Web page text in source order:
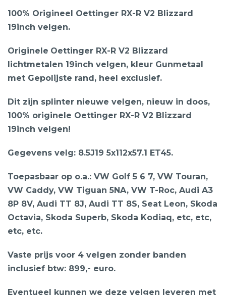
aantal
100% Origineel Oettinger RX-R V2 Blizzard
19inch velgen.
Originele Oettinger RX-R V2 Blizzard
lichtmetalen 19inch velgen, kleur Gunmetaal
met Gepolijste rand, heel exclusief.
Dit zijn splinter nieuwe velgen, nieuw in doos,
100% originele Oettinger RX-R V2 Blizzard
19inch velgen!
Gegevens velg: 8.5J19 5x112x57.1 ET45.
Toepasbaar op o.a.: VW Golf 5 6 7, VW Touran,
VW Caddy, VW Tiguan 5NA, VW T-Roc, Audi A3
8P 8V, Audi TT 8J, Audi TT 8S, Seat Leon, Skoda
Octavia, Skoda Superb, Skoda Kodiaq, etc, etc,
etc, etc.
Vaste prijs voor 4 velgen zonder banden
inclusief btw: 899,- euro.
Eventueel kunnen we deze velgen leveren met